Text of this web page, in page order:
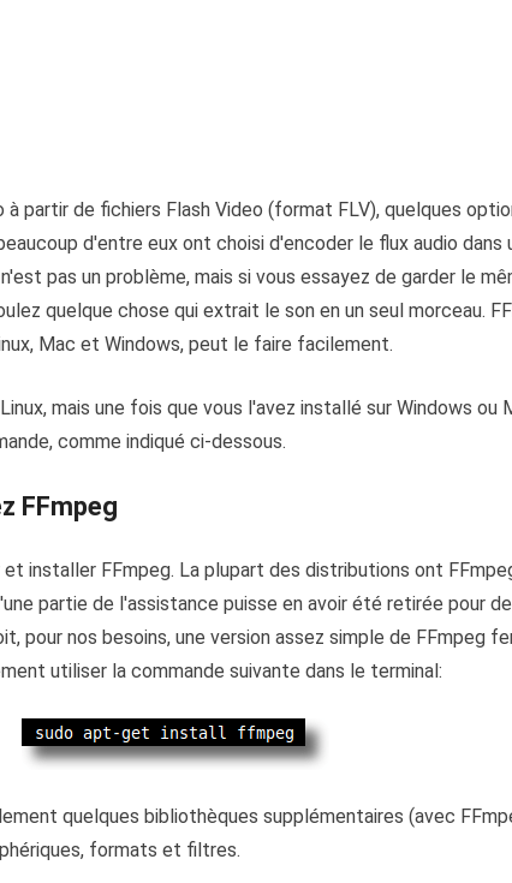
à partir de fichiers Flash Video (format FLV), quelques
d'entre eux ont choisi d'encoder le flux audio dans
pas un problème, mais si vous essayez de garder le
quelque chose qui extrait le son en un seul morceau.
Mac et Windows, peut le faire facilement.
mais une fois que vous l'avez installé sur Windows ou
comme indiqué ci-dessous.
FFmpeg
installer FFmpeg. La plupart des distributions ont
partie de l'assistance puisse en avoir été retirée pour
pour nos besoins, une version assez simple de FFmpeg
utiliser la commande suivante dans le terminal:
quelques bibliothèques supplémentaires (avec
formats et filtres.